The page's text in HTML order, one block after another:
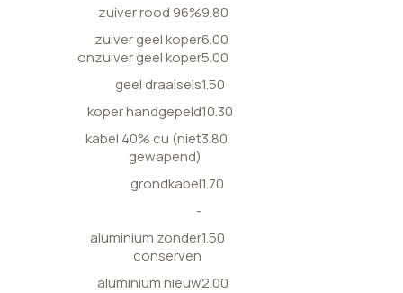
zuiver rood 96%9.80
zuiver geel koper
onzuiver geel koper
6.00
5.00
geel draaisels1.50
koper handgepeld10.30
kabel 40% cu (niet
gewapend)
3.80
grondkabel1.70
-
aluminium zonder
conserven
1.50
aluminium nieuw2.00